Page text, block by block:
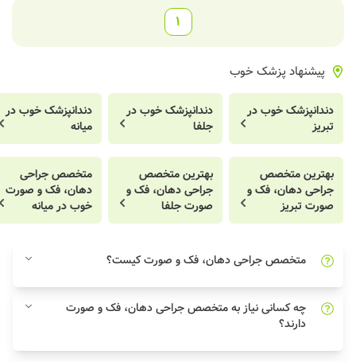
1
پیشنهاد پزشک خوب
دندانپزشک خوب در
تبریز
دندانپزشک خوب در
جلفا
دندانپزشک خوب در
میانه
بهترین متخصص
جراحی دهان، فک و
صورت تبریز
بهترین متخصص
جراحی دهان، فک و
صورت جلفا
متخصص جراحی
دهان، فک و صورت
خوب در میانه
متخصص جراحی دهان، فک و صورت کیست؟
چه کسانی نیاز به متخصص جراحی دهان، فک و صورت
دارند؟